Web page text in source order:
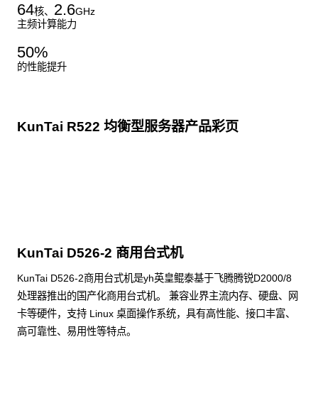
64核、 2.6GHz
主频计算能力
50%
的性能提升
KunTai R522 均衡型服务器产品彩页
KunTai D526-2 商用台式机
KunTai D526-2商用台式机是yh英皇鲲泰基于飞腾腾锐D2000/8
处理器推出的国产化商用台式机。 兼容业界主流内存、硬盘、网
卡等硬件，支持 Linux 桌面操作系统，具有高性能、接口丰富、
高可靠性、易用性等特点。